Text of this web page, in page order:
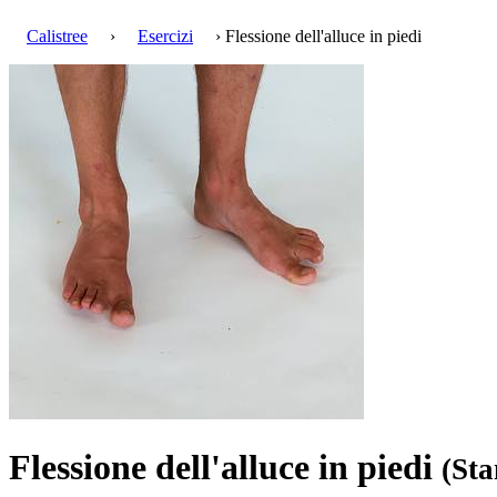
Calistree › Esercizi › Flessione dell'alluce in piedi
Flessione dell'alluce in piedi